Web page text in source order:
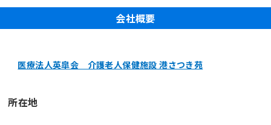
会社概要
医療法人英皐会 介護老人保健施設 港さつき苑
所在地